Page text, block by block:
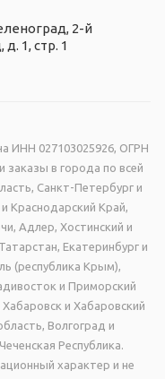
2-й
1, стр. 1
ИНН 027103025926, ОГРН
заказы в города по всей
Санкт-Петербург и
Краснодарский Край,
Адлер, Хостинский и
Екатеринбург и
(республика Крым),
и Приморский
и Хабаровский
Волгоград и
Республика.
характер и не